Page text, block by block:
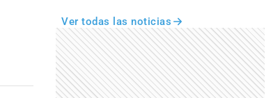
Ver todas las noticias